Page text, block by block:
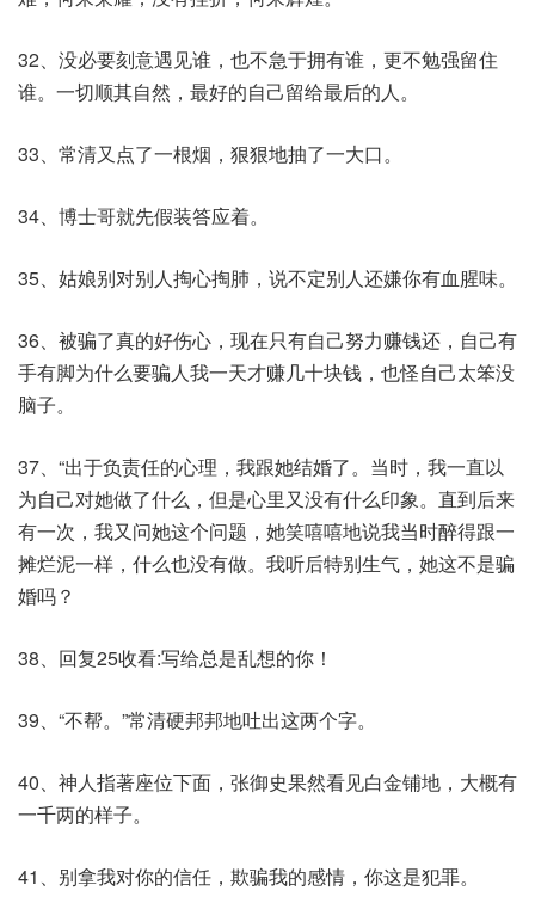
32、没必要刻意遇见谁，也不急于拥有谁，更不勉强留住
谁。一切顺其自然，最好的自己留给最后的人。
33、常清又点了一根烟，狠狠地抽了一大口。
34、博士哥就先假装答应着。
35、姑娘别对别人掏心掏肺，说不定别人还嫌你有血腥味。
36、被骗了真的好伤心，现在只有自己努力赚钱还，自己有
手有脚为什么要骗人我一天才赚几十块钱，也怪自己太笨没
脑子。
37、“出于负责任的心理，我跟她结婚了。当时，我一直以
为自己对她做了什么，但是心里又没有什么印象。直到后来
有一次，我又问她这个问题，她笑嘻嘻地说我当时醉得跟一
摊烂泥一样，什么也没有做。我听后特别生气，她这不是骗
婚吗？
38、回复25收看:写给总是乱想的你！
39、“不帮。”常清硬邦邦地吐出这两个字。
40、神人指著座位下面，张御史果然看见白金铺地，大概有
一千两的样子。
41、别拿我对你的信任，欺骗我的感情，你这是犯罪。